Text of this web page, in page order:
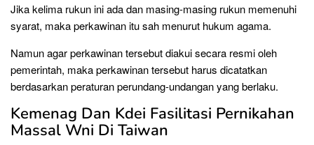
Jika kelima rukun ini ada dan masing-masing rukun memenuhi
syarat, maka perkawinan itu sah menurut hukum agama.
Namun agar perkawinan tersebut diakui secara resmi oleh
pemerintah, maka perkawinan tersebut harus dicatatkan
berdasarkan peraturan perundang-undangan yang berlaku.
Kemenag Dan Kdei Fasilitasi Pernikahan
Massal Wni Di Taiwan